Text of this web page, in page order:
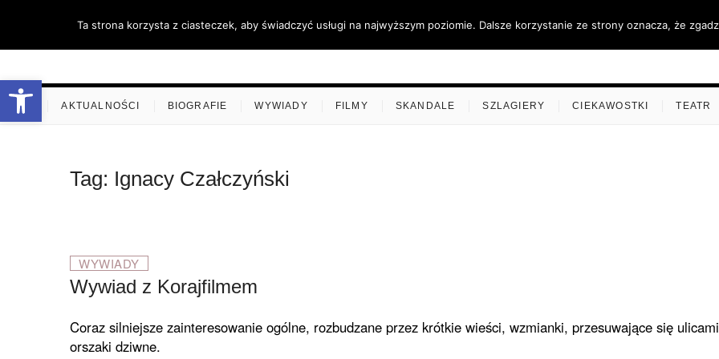
Otwórz pasek narzędzi
content
AKTUALNOŚCI BIOGRAFIE WYWIADY FILMY SKANDALE SZLAGIERY CIEKAWOSTKI TEATR
Tag: Ignacy Czałczyński
WYWIADY
Wywiad z Korajfilmem
Coraz silniejsze zaintere­sowanie ogólne, rozbudzane przez krótkie wieści, wzmianki, przesuwające się ulicami
orszaki dziwne.
Ta strona korzysta z ciasteczek, aby świadczyć usługi na najwyższym poziomie. Dalsze korzystanie ze strony oznacza, że